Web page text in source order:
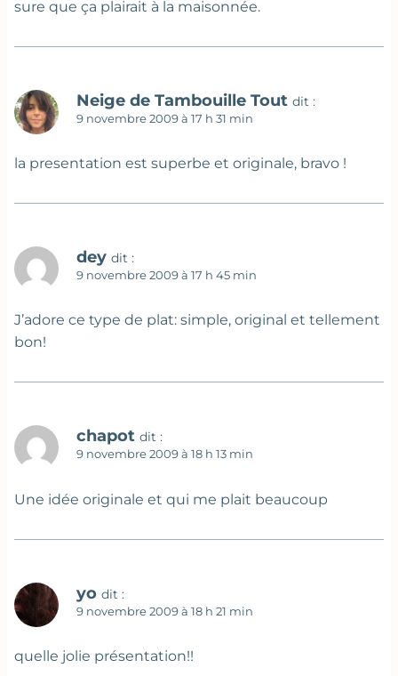
sure que ça plairait à la maisonnée.
Neige de Tambouille Tout dit :
9 novembre 2009 à 17 h 31 min
la presentation est superbe et originale, bravo !
dey dit :
9 novembre 2009 à 17 h 45 min
J’adore ce type de plat: simple, original et tellement
bon!
chapot dit :
9 novembre 2009 à 18 h 13 min
Une idée originale et qui me plait beaucoup
yo dit :
9 novembre 2009 à 18 h 21 min
quelle jolie présentation!!